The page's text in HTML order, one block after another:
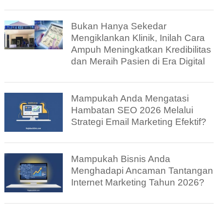
Bukan Hanya Sekedar
Mengiklankan Klinik, Inilah Cara
Ampuh Meningkatkan Kredibilitas
dan Meraih Pasien di Era Digital
Mampukah Anda Mengatasi
Hambatan SEO 2026 Melalui
Strategi Email Marketing Efektif?
Mampukah Bisnis Anda
Menghadapi Ancaman Tantangan
Internet Marketing Tahun 2026?